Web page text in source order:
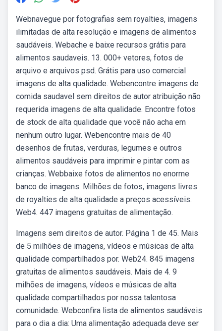
Webnavegue por fotografias sem royalties, imagens
ilimitadas de alta resolução e imagens de alimentos
saudáveis. Webache e baixe recursos grátis para
alimentos saudaveis. 13. 000+ vetores, fotos de
arquivo e arquivos psd. Grátis para uso comercial
imagens de alta qualidade. Webencontre imagens de
comida saudavel sem direitos de autor atribuição não
requerida imagens de alta qualidade. Encontre fotos
de stock de alta qualidade que você não acha em
nenhum outro lugar. Webencontre mais de 40
desenhos de frutas, verduras, legumes e outros
alimentos saudáveis para imprimir e pintar com as
crianças. Webbaixe fotos de alimentos no enorme
banco de imagens. Milhões de fotos, imagens livres
de royalties de alta qualidade a preços acessíveis.
Web4. 447 imagens gratuitas de alimentação.
Imagens sem direitos de autor. Página 1 de 45. Mais
de 5 milhões de imagens, vídeos e músicas de alta
qualidade compartilhados por. Web24. 845 imagens
gratuitas de alimentos saudáveis. Mais de 4. 9
milhões de imagens, vídeos e músicas de alta
qualidade compartilhados por nossa talentosa
comunidade. Webconfira lista de alimentos saudáveis
para o dia a dia: Uma alimentação adequada deve ser